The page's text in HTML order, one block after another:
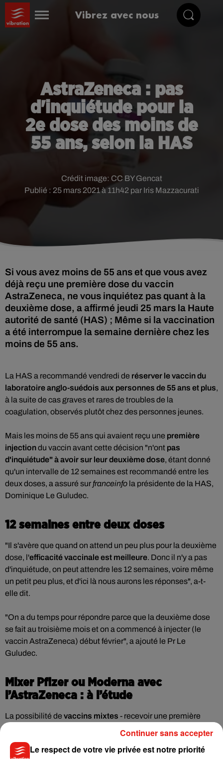
Vibrez avec nous
AstraZeneca : pas
d'inquiétude pour la
2e dose des moins de
55 ans, selon la HAS
Publié : 25 mars 2021 à 11h42 par Iris Mazzacurati
Crédit image: CC BY Gencat
Si vous avez moins de 55 ans et que vous avez
déjà reçu une première dose du vaccin
AstraZeneca, ne vous inquiétez pas quant à la
deuxième dose, a affirmé jeudi 25 mars la Haute
autorité de santé (HAS) ; Même si la vaccination
a été interrompue la semaine dernière chez les
moins de 55 ans.
La HAS a recommandé vendredi de réserver le vaccin du
laboratoire anglo-suédois aux personnes de 55 ans et plus,
à la suite de cas graves et rares de troubles de la
coagulation, observés plutôt chez des personnes jeunes.
Mais les moins de 55 ans qui avaient reçu une première
injectiondu vaccin avant cette décision "n'ont pas
d'inquiétude" à avoir sur leur deuxièmedose, étant donné
qu'un intervalle de 12 semaines est recommandé entre les
deux doses, a assuré sur franceinfo la présidente de la HAS,
Dominique Le Guludec.
12 semaines entre deux doses
"Il s'avère que quand on attend un peu plus pour la deuxième
dose, l'efficacité vaccinale est meilleure. Donc il n'y a pas
d'inquiétude, on peut attendre les 12 semaines, voire même
un petit peu plus, et d'ici là nous aurons les réponses", a-t-
elle dit.
"On a du temps pour répondre parce que la deuxième dose
se fait au troisième mois et on a commencé à injecter (le
vaccin AstraZeneca) début février", a ajouté le Pr Le
Guludec.
Mixer Pfizer ou Moderna avec
l’AstraZeneca : à l’étude
La possibilité de vaccins mixtes - recevoir une première
schémas mixtes vaccinaux, ne serait-ce que pour les
Le respect de votre vie privée est notre priorité
Continuer sans accepter